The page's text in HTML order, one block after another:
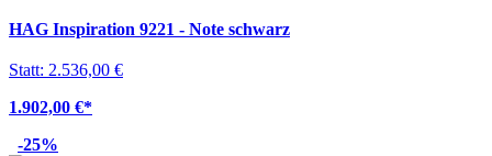
HAG Inspiration 9221 - Note schwarz
Statt: 2.536,00 €
1.902,00 €*
-25%